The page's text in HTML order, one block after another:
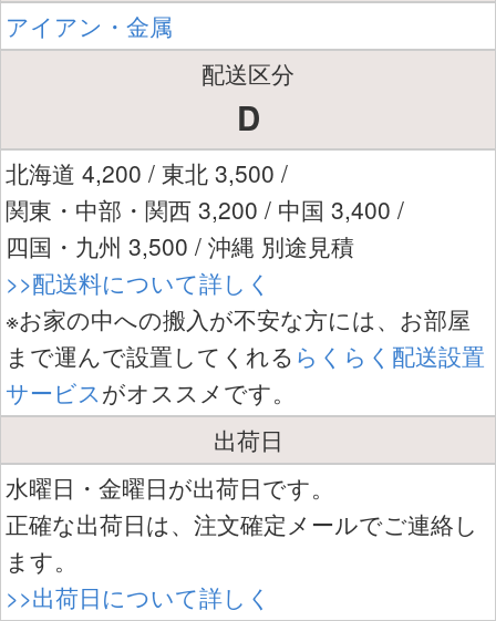
アイアン・金属
配送区分
D
北海道 4,200 / 東北 3,500 /
関東・中部・関西 3,200 / 中国 3,400 /
四国・九州 3,500 / 沖縄 別途見積
>>配送料について詳しく
※お家の中への搬入が不安な方には、お部屋
まで運んで設置してくれる らくらく配送設置
サービスがオススメです。
出荷日
水曜日・金曜日が出荷日です。
正確な出荷日は、注文確定メールでご連絡し
ます。
>>出荷日について詳しく